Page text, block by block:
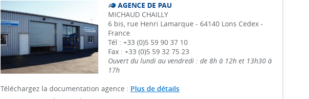
AGENCE DE PAU
MICHAUD CHAILLY
6 bis, rue Henri Lamarque - 64140 Lons Cedex -
France
Tél : +33 (0)5 59 90 37 10
Fax : +33 (0)5 59 32 75 23
Ouvert du lundi au vendredi : de 8h à 12h et 13h30 à
17h
Téléchargez la documentation agence : Plus de détails